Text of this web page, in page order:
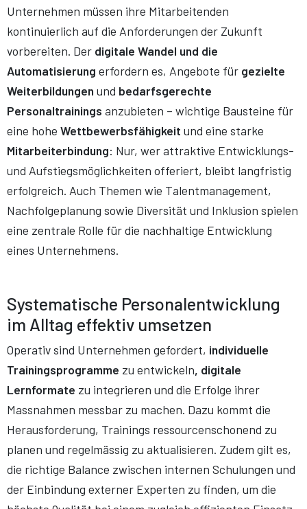
Unternehmen müssen ihre Mitarbeitenden
kontinuierlich auf die Anforderungen der Zukunft
vorbereiten. Der digitale Wandel und die
Automatisierung erfordern es, Angebote für gezielte
Weiterbildungen und bedarfsgerechte
Personaltrainings anzubieten – wichtige Bausteine für
eine hohe Wettbewerbsfähigkeit und eine starke
Mitarbeiterbindung: Nur, wer attraktive Entwicklungs-
und Aufstiegsmöglichkeiten offeriert, bleibt langfristig
erfolgreich. Auch Themen wie Talentmanagement,
Nachfolgeplanung sowie Diversität und Inklusion spielen
eine zentrale Rolle für die nachhaltige Entwicklung
eines Unternehmens.
Systematische Personalentwicklung
im Alltag effektiv umsetzen
Operativ sind Unternehmen gefordert, individuelle
Trainingsprogramme zu entwickeln, digitale
Lernformate zu integrieren und die Erfolge ihrer
Massnahmen messbar zu machen. Dazu kommt die
Herausforderung, Trainings ressourcenschonend zu
planen und regelmässig zu aktualisieren. Zudem gilt es,
die richtige Balance zwischen internen Schulungen und
der Einbindung externer Experten zu finden, um die